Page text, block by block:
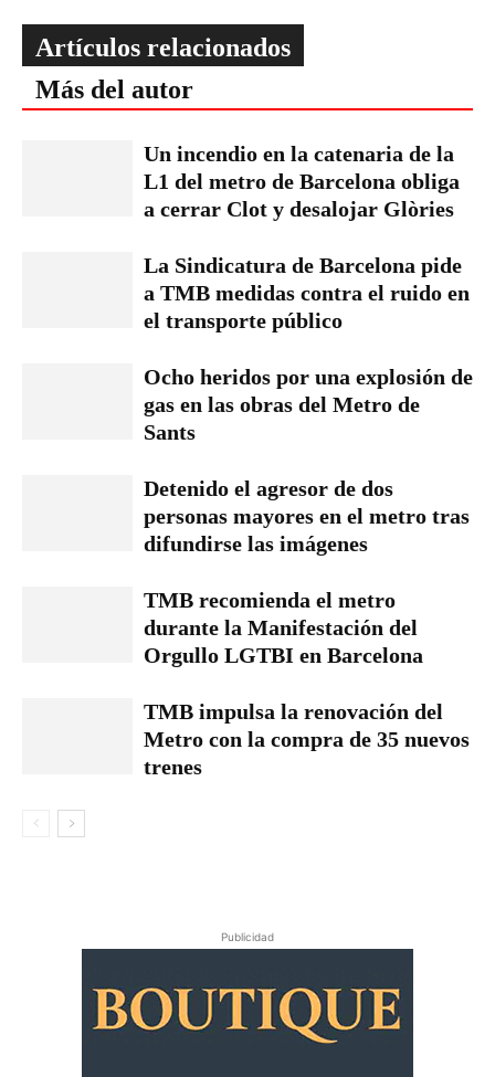
Artículos relacionados
Más del autor
Un incendio en la catenaria de la
L1 del metro de Barcelona obliga
a cerrar Clot y desalojar Glòries
La Sindicatura de Barcelona pide
a TMB medidas contra el ruido en
el transporte público
Ocho heridos por una explosión de
gas en las obras del Metro de
Sants
Detenido el agresor de dos
personas mayores en el metro tras
difundirse las imágenes
TMB recomienda el metro
durante la Manifestación del
Orgullo LGTBI en Barcelona
TMB impulsa la renovación del
Metro con la compra de 35 nuevos
trenes
Publicidad